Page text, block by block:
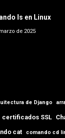
ls en Linux
de 2025
de Django
certificados SSL
cat comando cd